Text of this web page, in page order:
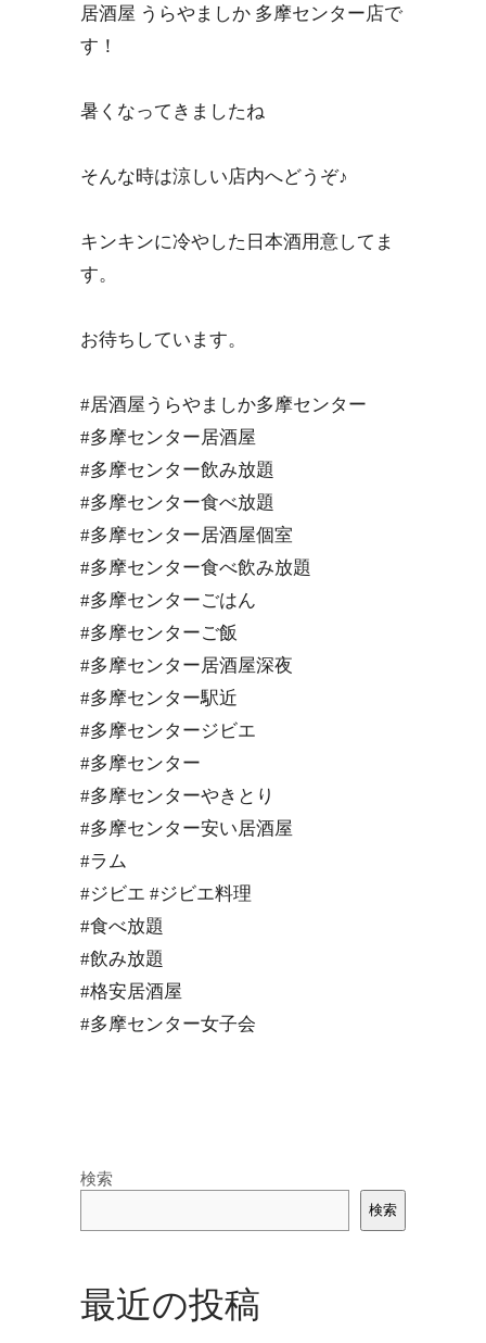
居酒屋 うらやましか 多摩センター店で
す！
暑くなってきましたね
そんな時は涼しい店内へどうぞ♪
キンキンに冷やした日本酒用意してま
す。
お待ちしています。
#居酒屋うらやましか多摩センター
#多摩センター居酒屋
#多摩センター飲み放題
#多摩センター食べ放題
#多摩センター居酒屋個室
#多摩センター食べ飲み放題
#多摩センターごはん
#多摩センターご飯
#多摩センター居酒屋深夜
#多摩センター駅近
#多摩センタージビエ
#多摩センター
#多摩センターやきとり
#多摩センター安い居酒屋
#ラム
#ジビエ #ジビエ料理
#食べ放題
#飲み放題
#格安居酒屋
#多摩センター女子会
検索
検索
最近の投稿